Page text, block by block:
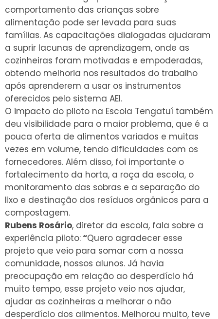
comportamento das crianças sobre
alimentação pode ser levada para suas
famílias. As capacitações dialogadas ajudaram
a suprir lacunas de aprendizagem, onde as
cozinheiras foram motivadas e empoderadas,
obtendo melhoria nos resultados do trabalho
após aprenderem a usar os instrumentos
oferecidos pelo sistema AEI.
O impacto do piloto na Escola Tengatuí também
deu visibilidade para o maior problema, que é a
pouca oferta de alimentos variados e muitas
vezes em volume, tendo dificuldades com os
fornecedores. Além disso, foi importante o
fortalecimento da horta, a roça da escola, o
monitoramento das sobras e a separação do
lixo e destinação dos resíduos orgânicos para a
compostagem.
Rubens Rosário, diretor da escola, fala sobre a
experiência piloto:“Quero agradecer esse
projeto que veio para somar com a nossa
comunidade, nossos alunos. Já havia
preocupação em relação ao desperdício há
muito tempo, esse projeto veio nos ajudar,
ajudar as cozinheiras a melhorar o não
desperdício dos alimentos. Melhorou muito, teve